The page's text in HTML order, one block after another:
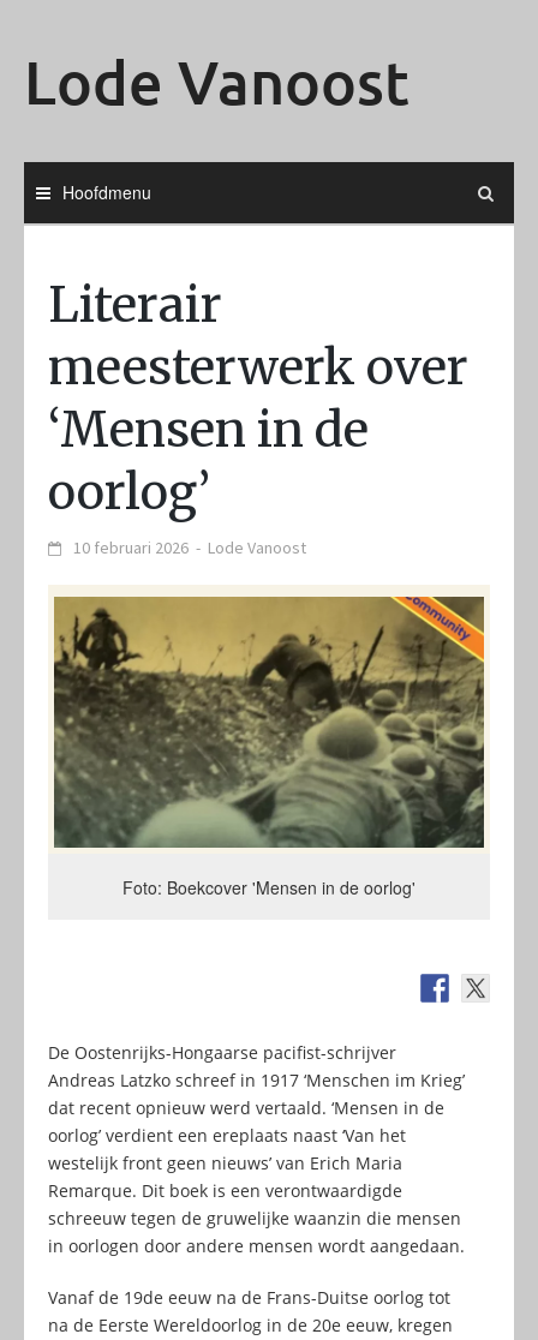
Lode Vanoost
Hoofdmenu
Literair
meesterwerk over
‘Mensen in de
oorlog’
10 februari 2026 - Lode Vanoost
Foto: Boekcover 'Mensen in de oorlog'
De Oostenrijks-Hongaarse pacifist-schrijver
Andreas Latzko schreef in 1917 ‘Menschen im Krieg’
dat recent opnieuw werd vertaald. ‘Mensen in de
oorlog’ verdient een ereplaats naast ‘Van het
westelijk front geen nieuws’ van Erich Maria
Remarque. Dit boek is een verontwaardigde
schreeuw tegen de gruwelijke waanzin die mensen
in oorlogen door andere mensen wordt aangedaan.
Vanaf de 19de eeuw na de Frans-Duitse oorlog tot
na de Eerste Wereldoorlog in de 20e eeuw, kregen